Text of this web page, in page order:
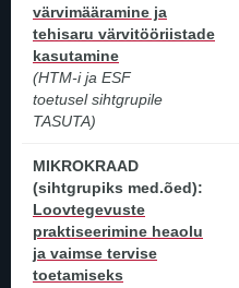
värvimääramine ja
tehisaru värvitööriistade
kasutamine
(HTM-i ja ESF
toetusel sihtgrupile
TASUTA)
MIKROKRAAD
(sihtgrupiks med.õed):
Loovtegevuste
praktiseerimine heaolu
ja vaimse tervise
toetamiseks